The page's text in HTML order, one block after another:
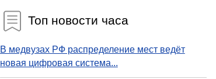
Топ новости часа
В медвузах РФ распределение мест ведёт
новая цифровая система...